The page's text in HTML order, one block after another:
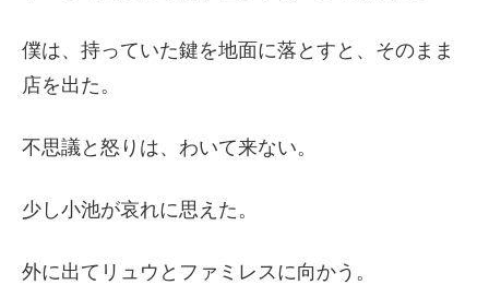
僕は、持っていた鍵を地面に落とすと、そのまま
店を出た。
不思議と怒りは、わいて来ない。
少し小池が哀れに思えた。
外に出てリュウとファミレスに向かう。